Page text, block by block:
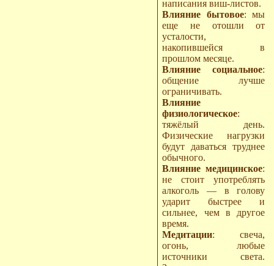
написания виш-листов.
Влияние бытовое: мы
еще не отошли от
усталости,
накопившейся в
прошлом месяце.
Влияние социальное:
общение лучше
ограничивать.
Влияние
физиологическое:
тяжёлый день.
Физические нагрузки
будут даваться труднее
обычного.
Влияние медицинское:
не стоит употреблять
алкоголь — в голову
ударит быстрее и
сильнее, чем в другое
время.
Медитации: свеча,
огонь, любые
источники света.